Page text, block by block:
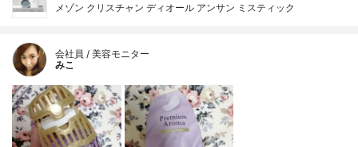
メゾン クリスチャン ディオール アンサン ミスティック
会社員 / 美容モニター
みこ